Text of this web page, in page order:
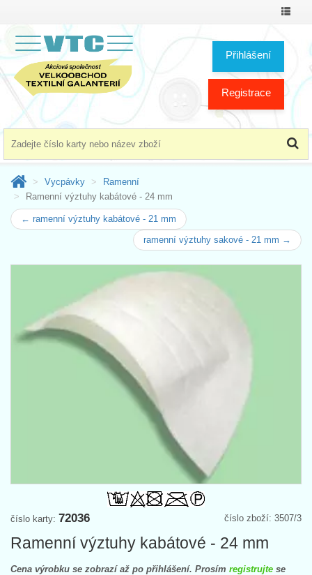
Přihlášení
Registrace
Vycpávky
Ramenní
Ramenní výztuhy kabátové - 24 mm
← ramenní výztuhy kabátové - 21 mm
ramenní výztuhy sakové - 21 mm →
číslo zboží: 3507/3
číslo karty: 72036
Ramenní výztuhy kabátové - 24 mm
Cena výrobku se zobrazí až po přihlášení. Prosím registrujte se